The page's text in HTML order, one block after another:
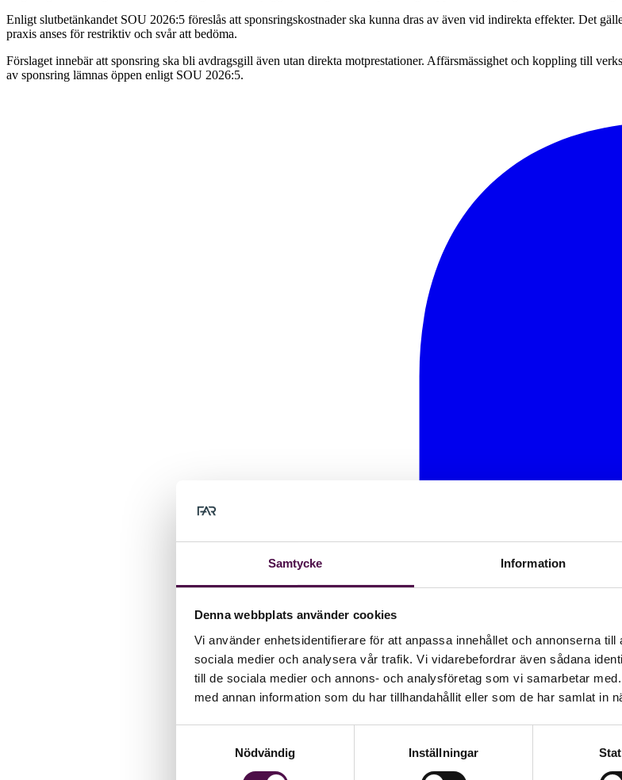
Samtycke Information
Denna webbplats använder cookies
Vi använder enhetsidentifierare för att anpassa innehållet och annonserna
sociala medier och analysera vår trafik. Vi vidarebefordrar även sådana
till de sociala medier och annons- och analysföretag som vi samarbetar
med annan information som du har tillhandahållit eller som de har samlat in
Nödvändig
Inställningar
Enligt slutbetänkandet SOU 2026:5 föreslås att sponsringskostnader ska kunna dras av även vid indirekta effekter. Det
praxis anses för restriktiv och svår att bedöma.
Förslaget innebär att sponsring ska bli avdragsgill även utan direkta motprestationer. Affärsmässighet och koppling till
av sponsring lämnas öppen enligt SOU 2026:5.